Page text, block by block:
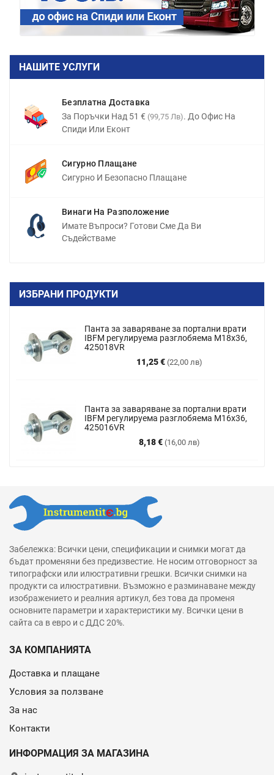
НАШИТЕ УСЛУГИ
Безплатна Доставка
За Поръчки Над 51 € (99,75 Лв). До Офис На
Спиди Или Еконт
Сигурно Плащане
Сигурно И Безопасно Плащане
Винаги На Разположение
Имате Въпроси? Готови Сме Да Ви
Съдействаме
ИЗБРАНИ ПРОДУКТИ
Панта за заваряване за портални врати
IBFM регулируема разглобяема M18x36,
425018VR
11,25 € (22,00 лв)
Цена
Панта за заваряване за портални врати
IBFM регулируема разглобяема М16х36,
425016VR
8,18 € (16,00 лв)
Цена
Забележка: Всички цени, спецификации и снимки могат да
бъдат променяни без предизвестие. Не носим отговорност за
типографски или илюстративни грешки. Всички снимки на
продукти са илюстративни. Възможно е разминаване между
изображението и реалния артикул, без това да променя
основните параметри и характеристики му. Всички цени в
сайта са в евро и с ДДС 20%.
ЗА КОМПАНИЯТА
Доставка и плащане
Условия за ползване
За нас
Контакти
ИНФОРМАЦИЯ ЗА МАГАЗИНА